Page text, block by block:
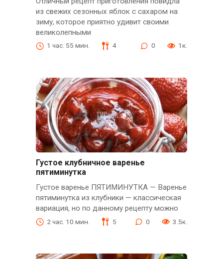
из свежих сезонных яблок с сахаром на
зиму, которое приятно удивит своими
великолепными
1 час. 55 мин. 4 0 1к.
Густое клубничное варенье
пятиминутка
Густое варенье ПЯТИМИНУТКА — Варенье
пятиминутка из клубники — классическая
вариация, но по данному рецепту можно
2 час. 10 мин. 5 0 3.5к.